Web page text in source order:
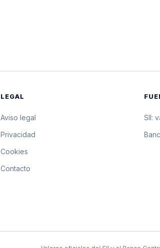
159.525,4 pesos por
LEGAL
Aviso legal
Privacidad
Cookies
Contacto
SII: